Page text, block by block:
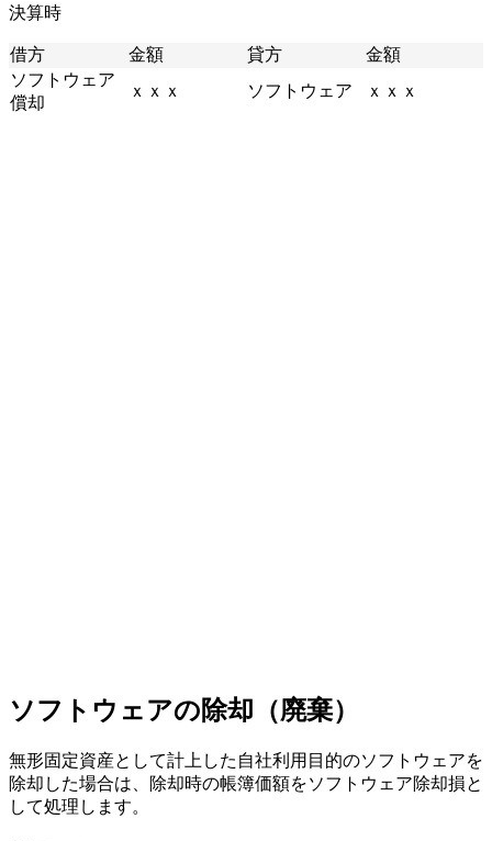
決算時
借方 金額 貸方
金額
ソフトウェア
償却
ｘｘｘ ソフトウェア ｘｘｘ
ソフトウェアの除却（廃棄）
無形固定資産として計上した自社利用目的のソフトウェアを
除却した場合は、除却時の帳簿価額をソフトウェア除却損と
して処理します。